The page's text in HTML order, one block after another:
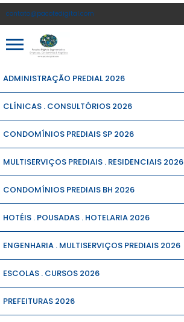
contato@pacotedigital.com
ADMINISTRAÇÃO PREDIAL 2026
CLÍNICAS . CONSULTÓRIOS 2026
CONDOMÍNIOS PREDIAIS SP 2026
MULTISERVIÇOS PREDIAIS . RESIDENCIAIS 2026
CONDOMÍNIOS PREDIAIS BH 2026
HOTÉIS . POUSADAS . HOTELARIA 2026
ENGENHARIA . MULTISERVIÇOS PREDIAIS 2026
ESCOLAS . CURSOS 2026
PREFEITURAS 2026